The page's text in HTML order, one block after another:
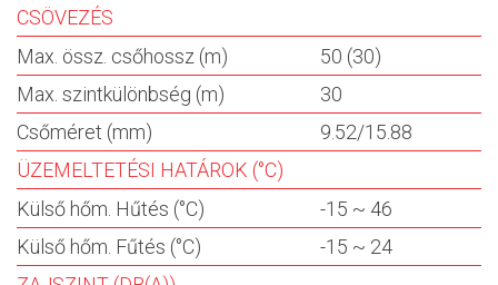
CSÖVEZÉS
Max. össz. csőhossz (m)
50 (30)
Max. szintkülönbség (m)
30
Csőméret (mm)
9.52/15.88
ÜZEMELTETÉSI HATÁROK (°C)
Külső hőm. Hűtés (°C)
-15 ~ 46
Külső hőm. Fűtés (°C)
-15 ~ 24